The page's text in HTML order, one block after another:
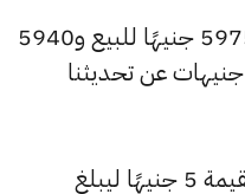
وتراجع سعر عيار 18 ليسجل 5975 جنيهًا للبيع و5940
جنيهًا للشراء، بتراجع قدره 10 جنيهات عن تحديثنا
كما شهد سعر عيار 14 تراجعًا بقيمة 5 جنيهًا ليبلغ